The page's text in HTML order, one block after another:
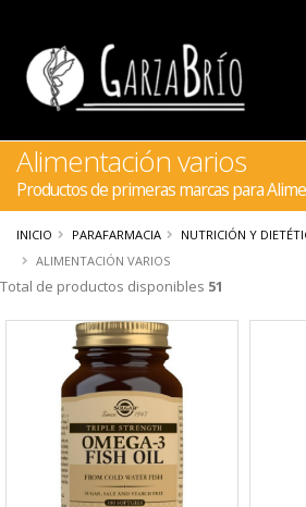
Alimentación varios
Productos de primeras marcas para
INICIO PARAFARMACIA
NUTRICIÓN Y
ALIMENTACIÓN VARIOS
Total de productos disponibles 51